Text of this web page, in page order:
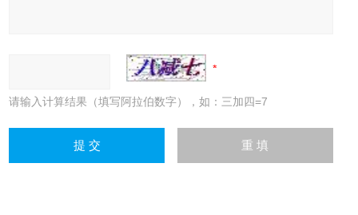
请输入计算结果（填写阿拉伯数字），如：三加四=7